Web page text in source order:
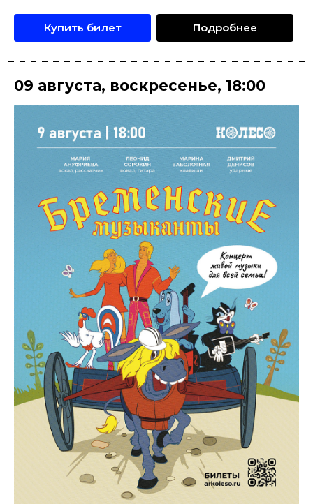
Купить билет Подробнее
09 августа, воскресенье, 18:00